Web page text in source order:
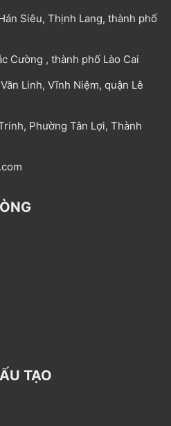
Siêu, Thịnh Lang, thành phố
Cường , thành phố Lào Cai
Linh, Vĩnh Niệm, quận Lê
Phường Tân Lợi, Thành
TẠO